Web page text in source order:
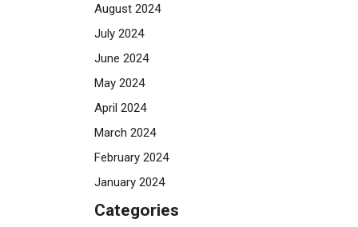
August 2024
July 2024
June 2024
May 2024
April 2024
March 2024
February 2024
January 2024
Categories